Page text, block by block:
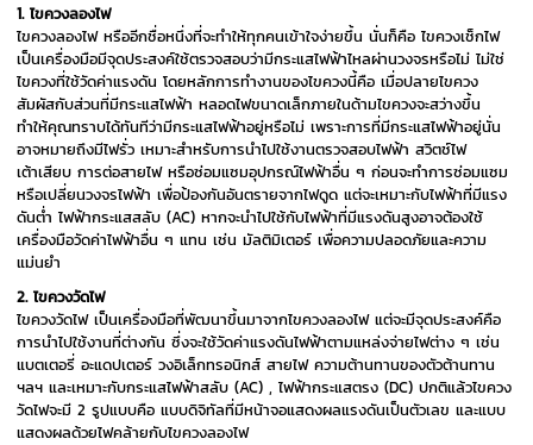
1. ไขควงลองไฟ
ไขควงลองไฟ หรืออีกชื่อหนึ่งที่จะทำให้ทุกคนเข้าใจง่ายขึ้น นั่นก็คือ ไขควงเช็กไฟ
เป็นเครื่องมือมีจุดประสงค์ใช้ตรวจสอบว่ามีกระแสไฟฟ้าไหลผ่านวงจรหรือไม่ ไม่ใช่
ไขควงที่ใช้วัดค่าแรงดัน โดยหลักการทำงานของไขควงนี้คือ เมื่อปลายไขควง
สัมผัสกับส่วนที่มีกระแสไฟฟ้า หลอดไฟขนาดเล็กภายในด้ามไขควงจะสว่างขึ้น
ทำให้คุณทราบได้ทันทีว่ามีกระแสไฟฟ้าอยู่หรือไม่ เพราะการที่มีกระแสไฟฟ้าอยู่นั่น
อาจหมายถึงมีไฟรั่ว เหมาะสำหรับการนำไปใช้งานตรวจสอบไฟฟ้า สวิตช์ไฟ
เต้าเสียบ การต่อสายไฟ หรือซ่อมแซมอุปกรณ์ไฟฟ้าอื่น ๆ ก่อนจะทำการซ่อมแซม
หรือเปลี่ยนวงจรไฟฟ้า เพื่อป้องกันอันตรายจากไฟดูด แต่จะเหมาะกับไฟฟ้าที่มีแรง
ดันต่ำ ไฟฟ้ากระแสสลับ (AC) หากจะนำไปใช้กับไฟฟ้าที่มีแรงดันสูงอาจต้องใช้
เครื่องมือวัดค่าไฟฟ้าอื่น ๆ แทน เช่น มัลติมิเตอร์ เพื่อความปลอดภัยและความ
แม่นยำ
2. ไขควงวัดไฟ
ไขควงวัดไฟ เป็นเครื่องมือที่พัฒนาขึ้นมาจากไขควงลองไฟ แต่จะมีจุดประสงค์คือ
การนำไปใช้งานที่ต่างกัน ซึ่งจะใช้วัดค่าแรงดันไฟฟ้าตามแหล่งจ่ายไฟต่าง ๆ เช่น
แบตเตอรี่ อะแดปเตอร์ วงอิเล็กทรอนิกส์ สายไฟ ความต้านทานของตัวต้านทาน
ฯลฯ และเหมาะกับกระแสไฟฟ้าสลับ (AC) , ไฟฟ้ากระแสตรง (DC) ปกติแล้วไขควง
วัดไฟจะมี 2 รูปแบบคือ แบบดิจิทัลที่มีหน้าจอแสดงผลแรงดันเป็นตัวเลข และแบบ
แสดงผลด้วยไฟคล้ายกับไขควงลองไฟ